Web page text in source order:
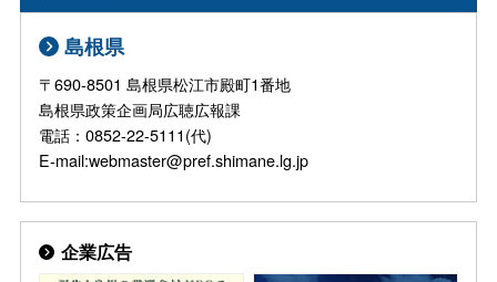
島根県
〒690-8501 島根県松江市殿町1番地
島根県政策企画局広聴広報課
電話：0852-22-5111(代)
E-mail:webmaster@pref.shimane.lg.jp
企業広告